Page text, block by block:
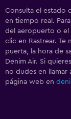
Consulta el estado
en tiempo real.
del aeropuerto o el
clic en Rastrear.
puerta, la hora de
Denim Air. Si
no dudes en llamar
página web en